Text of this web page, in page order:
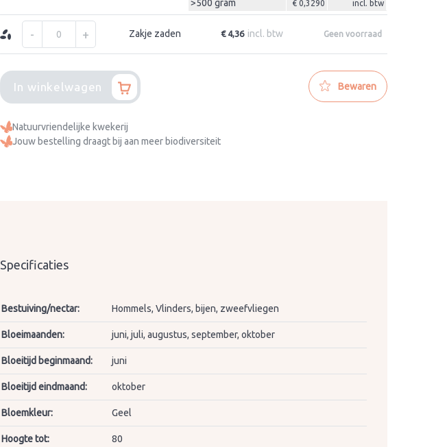
>500 gram € 0,3290 incl. btw
- + Zakje zaden € 4,36 incl. btw Geen voorraad
In winkelwagen Bewaren
Natuurvriendelijke kwekerij
Jouw bestelling draagt bij aan meer biodiversiteit
Specificaties
Bestuiving/nectar: Hommels, Vlinders, bijen, zweefvliegen
Bloeimaanden: juni, juli, augustus, september, oktober
Bloeitijd beginmaand: juni
Bloeitijd eindmaand: oktober
Bloemkleur: Geel
Hoogte tot: 80